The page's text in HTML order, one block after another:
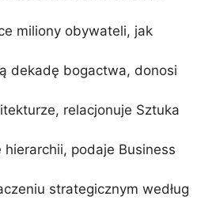
miliony obywateli, jak
dekadę bogactwa, donosi
relacjonuje Sztuka
podaje Business
strategicznym według